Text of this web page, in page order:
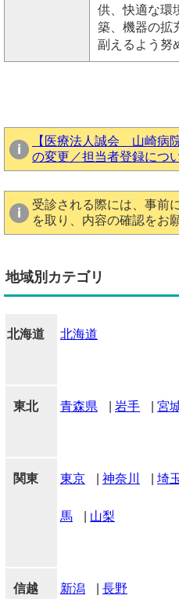
供、快適な環
築、機器の拡
副えるよう努
【医療法人誠会 山崎病
の変更／担当者登録につい
受診される際には、事前
を取り、内容の確認をお
地域別カテゴリ
北海道 北海道
東北 青森県 岩手 宮
関東 東京 神奈川 埼
馬 山梨
信越 新潟 長野